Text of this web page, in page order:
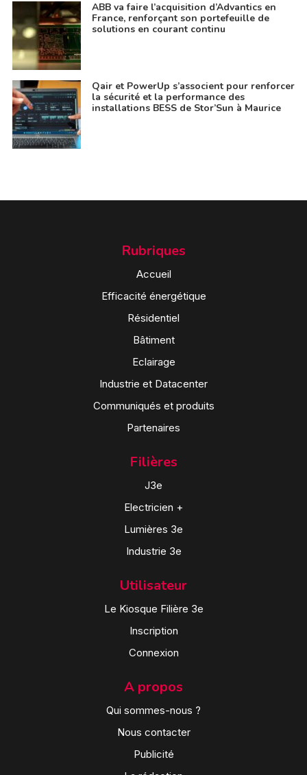
ABB va faire l’acquisition d’Advantics en
France, renforçant son portefeuille de
solutions en courant continu
Qair et PowerUp s’associent pour renforcer
la sécurité et la performance des
installations BESS de Stor’Sun à Maurice
Rubriques
Accueil
Efficacité énergétique
Résidentiel
Bâtiment
Eclairage
Industrie et Datacenter
Communiqués et produits
Partenaires
Filières
J3e
Electricien +
Lumières 3e
Industrie 3e
Utilisateur
Le Kiosque Filière 3e
Inscription
Connexion
A propos
Qui sommes-nous ?
Nous contacter
Publicité